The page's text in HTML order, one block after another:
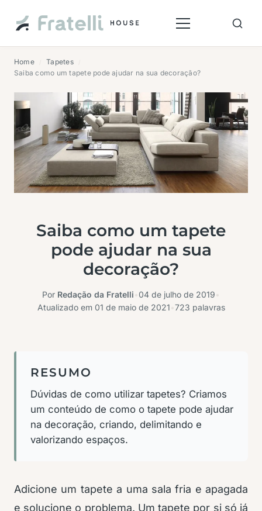
Home Tapetes
Saiba como um tapete pode ajudar na sua decoração?
Saiba como um tapete
pode ajudar na sua
decoração?
Por Redação da Fratelli 04 de julho de 2019
Atualizado em 01 de maio de 2021 723 palavras
RESUMO
Dúvidas de como utilizar tapetes? Criamos
um conteúdo de como o tapete pode ajudar
na decoração, criando, delimitando e
valorizando espaços.
Adicione um tapete a uma sala fria e apagada
e solucione o problema. Um tapete por si só já